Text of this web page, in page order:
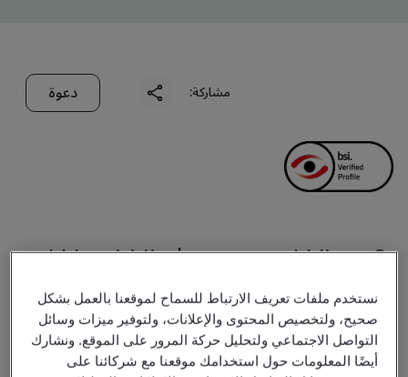
مشاركة: دعوة
Wuxi Xinhongye Wire &
Cable Co., Ltd.
Business scope:Development, manufacturing and
نستخدم ملفات تعريف الارتباط للسماح لموقعنا بالعمل بشكل
صحيح، ولتخصيص المحتوى والإعلانات، ولتوفير ميزات وسائل
التواصل الاجتماعي ولتحليل حركة المرور على الموقع. ونشارك
أيضًا المعلومات حول استخدامك موقعنا مع شركائنا على